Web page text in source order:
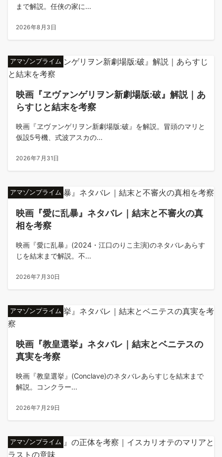
まで解説。任侠の家に...
2026年8月3日
アマゾンプライム
映画『ヱヴァンゲリヲン新劇場版:破』解説｜あ
らすじと結末を考察
映画『ヱヴァンゲリヲン新劇場版:破』を解説。冒頭のマリと
仮設5号機、式波アスカの...
2026年7月31日
アマゾンプライム
映画『愛に乱暴』ネタバレ｜結末と不審火の真
相を考察
映画『愛に乱暴』(2024・江口のりこ主演)のネタバレあらす
じを結末まで解説。不...
2026年7月30日
アマゾンプライム
映画『教皇選挙』ネタバレ｜結末とベニテスの
真実を考察
映画『教皇選挙』(Conclave)のネタバレあらすじを結末まで
解説。コンクラー...
2026年7月29日
アマゾンプライム